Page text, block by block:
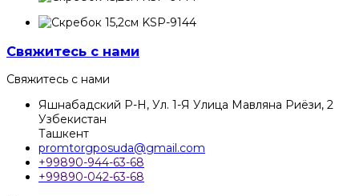
Свяжитесь с нами
Свяжитесь с нами
Яшнабадский Р-Н, Ул. 1-Я Улица Мавляна Риёзи, 2
Узбекистан
Ташкент
promtorgposuda@gmail.com
+99890-944-63-68
+99890-042-63-68